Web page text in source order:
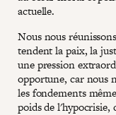
actuelle.
Nous nous
tendent la paix, la
une pression
opportune, car nous
les fondements
poids de